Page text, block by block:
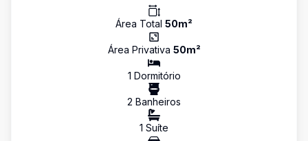
Área Total 50m²
Área Privativa 50m²
1 Dormitório
2 Banheiros
1 Suíte